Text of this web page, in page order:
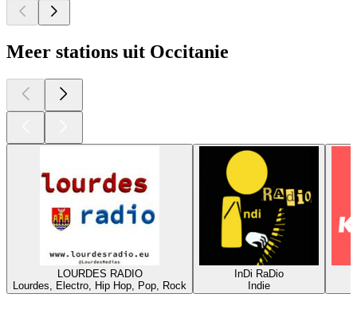
Meer stations uit Occitanie
LOURDES RADIO
Lourdes, Electro, Hip Hop, Pop, Rock
InDi RaDio
Indie